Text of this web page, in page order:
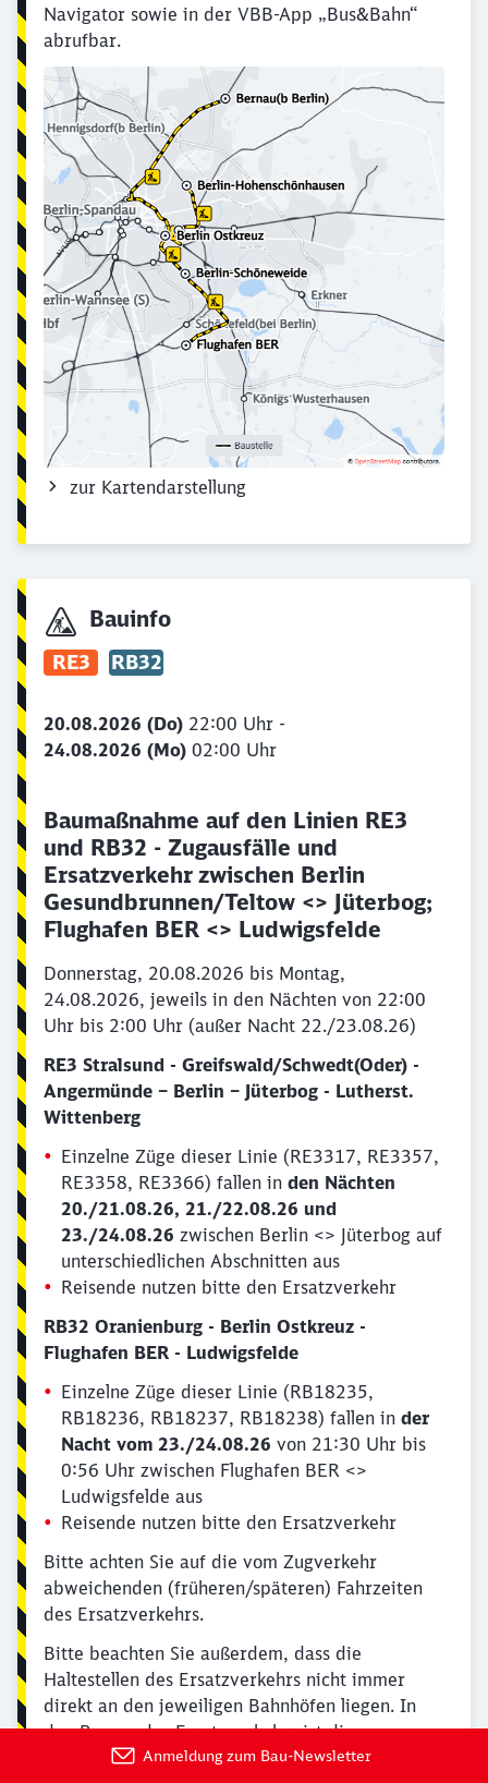
Anmeldung zum Bau-Newsletter
Navigator sowie in der VBB-App „Bus&Bahn“
abrufbar.
zur Kartendarstellung
Bauinfo
RE3 RB32
20.08.2026 (Do) 22:00 Uhr -
24.08.2026 (Mo) 02:00 Uhr
Baumaßnahme auf den Linien RE3
und RB32 - Zugausfälle und
Ersatzverkehr zwischen Berlin
Gesundbrunnen/Teltow <> Jüterbog;
Flughafen BER <> Ludwigsfelde
Donnerstag, 20.08.2026 bis Montag,
24.08.2026, jeweils in den Nächten von 22:00
Uhr bis 2:00 Uhr (außer Nacht 22./23.08.26)
RE3 Stralsund - Greifswald/Schwedt(Oder) -
Angermünde – Berlin – Jüterbog - Lutherst.
Wittenberg
Einzelne Züge dieser Linie (RE3317, RE3357,
RE3358, RE3366) fallen in den Nächten
20./21.08.26, 21./22.08.26 und
23./24.08.26 zwischen Berlin <> Jüterbog auf
unterschiedlichen Abschnitten aus
Reisende nutzen bitte den Ersatzverkehr
RB32 Oranienburg - Berlin Ostkreuz -
Flughafen BER - Ludwigsfelde
Einzelne Züge dieser Linie (RB18235,
RB18236, RB18237, RB18238) fallen in der
Nacht vom 23./24.08.26 von 21:30 Uhr bis
0:56 Uhr zwischen Flughafen BER <>
Ludwigsfelde aus
Reisende nutzen bitte den Ersatzverkehr
Bitte achten Sie auf die vom Zugverkehr
abweichenden (früheren/späteren) Fahrzeiten
des Ersatzverkehrs.
Bitte beachten Sie außerdem, dass die
Haltestellen des Ersatzverkehrs nicht immer
direkt an den jeweiligen Bahnhöfen liegen. In
den Bussen des Ersatzverkehrs ist die
Beförderung von Fahrrädern, Rollstühlen und